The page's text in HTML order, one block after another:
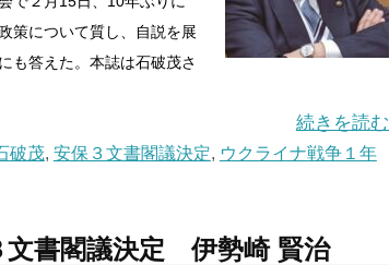
策について質し、自説を展
も答えた。本誌は石破茂さ
続きを読む
破茂, 安保３文書閣議決定, ウクライナ戦争１年
書閣議決定 伊勢崎 賢治